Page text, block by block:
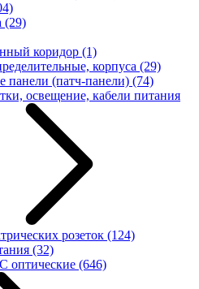
(29)
коридор (1)
корпуса (29)
панели (патч-панели) (74)
освещение, кабели питания
розеток (124)
(32)
оптические (646)